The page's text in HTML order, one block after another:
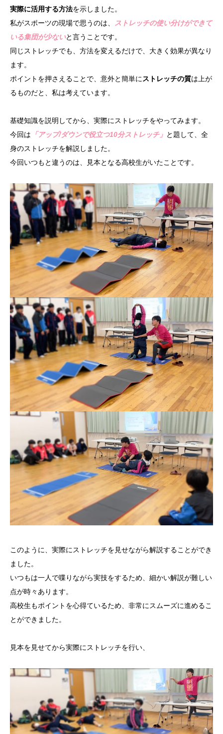
実際に活用する方法を示しました。
私がスポーツの現場で思うのは、 ストレッチの使い分けができて
いる集団が少ないと言うことです。
同じストレッチでも、方法を変えるだけで、大きく効果が異なり
ます。
ポイントを押さえることで、意外と簡単にストレッチの質は上が
るものだと、私は考えています。
基礎知識を説明してから、実際にストレッチをやってみます。
今回は 「アップ/ダウンで役立つ10分ストレッチ」 と題して、全
身のストレッチを解説しました。
今回いつもと違うのは、見本となる高校生がいたことです。
このように、実際にストレッチを見せながら解説することができ
ました。
いつもは一人で喋りながら実技をするため、細かい解説が難しい
点が時々あります。
高校生もポイントを心得ているため、非常にスムーズに進めるこ
とができました。
見本を見せてから実際にストレッチを行い、